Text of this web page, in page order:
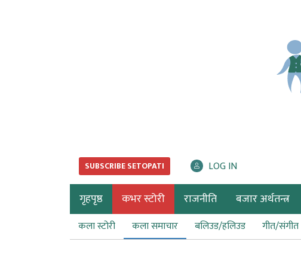
SUBSCRIBE SETOPATI LOG IN
गृहपृष्ठ कभर स्टोरी राजनीति बजार अर्थतन्त्र
कला स्टोरी कला समाचार बलिउड/हलिउड गीत/संगीत